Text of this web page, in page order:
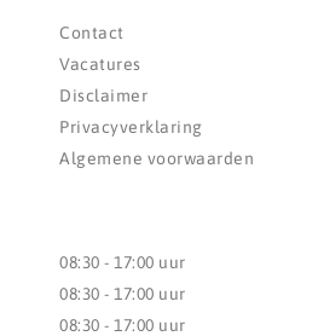
Contact
Vacatures
Disclaimer
Privacyverklaring
Algemene voorwaarden
08:30 - 17:00 uur
08:30 - 17:00 uur
08:30 - 17:00 uur